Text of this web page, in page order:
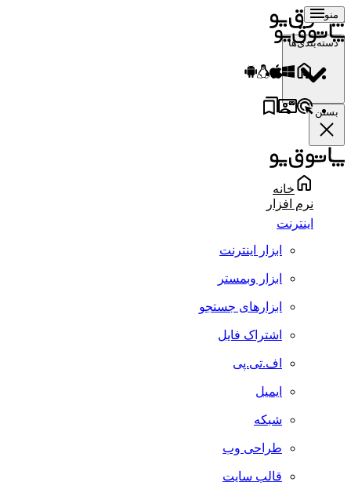
منو
دسته‌بندی‌ها
بستن
خانه
نرم افزار
اینترنت
ابزار اینترنت
ابزار وبمستر
ابزارهای جستجو
اشتراک فایل
اف.تی.پی
ایمیل
شبکه
طراحی وب
قالب سایت